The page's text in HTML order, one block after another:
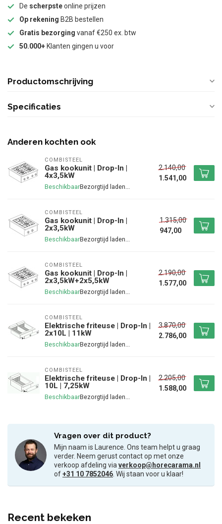
De scherpsteonline prijzen
Op rekening B2B bestellen
Gratis bezorging vanaf €250 ex. btw
50.000+ Klanten gingen u voor
Productomschrijving
Specificaties
Anderen kochten ook
COMBISTEEL
Gas kookunit | Drop-In |
4x3,5kW
Beschikbaar
2.140,00
1.541,00
COMBISTEEL
Gas kookunit | Drop-In |
2x3,5kW
Beschikbaar
1.315,00
947,00
COMBISTEEL
Gas kookunit | Drop-In |
2x3,5kW+2x5,5kW
Beschikbaar
2.190,00
1.577,00
COMBISTEEL
Elektrische friteuse | Drop-In |
2x10L | 11kW
Beschikbaar
3.870,00
2.786,00
COMBISTEEL
Elektrische friteuse | Drop-In |
10L | 7,25kW
Beschikbaar
2.205,00
1.588,00
Vragen over dit product?
Mijn naam is Laurence. Ons team helpt u graag
verder. Neem gerust contact op met onze
verkoop afdeling viaverkoop@horecarama.nl
of+31 10 7852046. Wij staan voor u klaar!
Recent bekeken